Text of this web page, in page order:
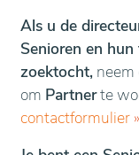
Als u de
Senioren en
zoektocht,
om Partnerte
contactformulier »